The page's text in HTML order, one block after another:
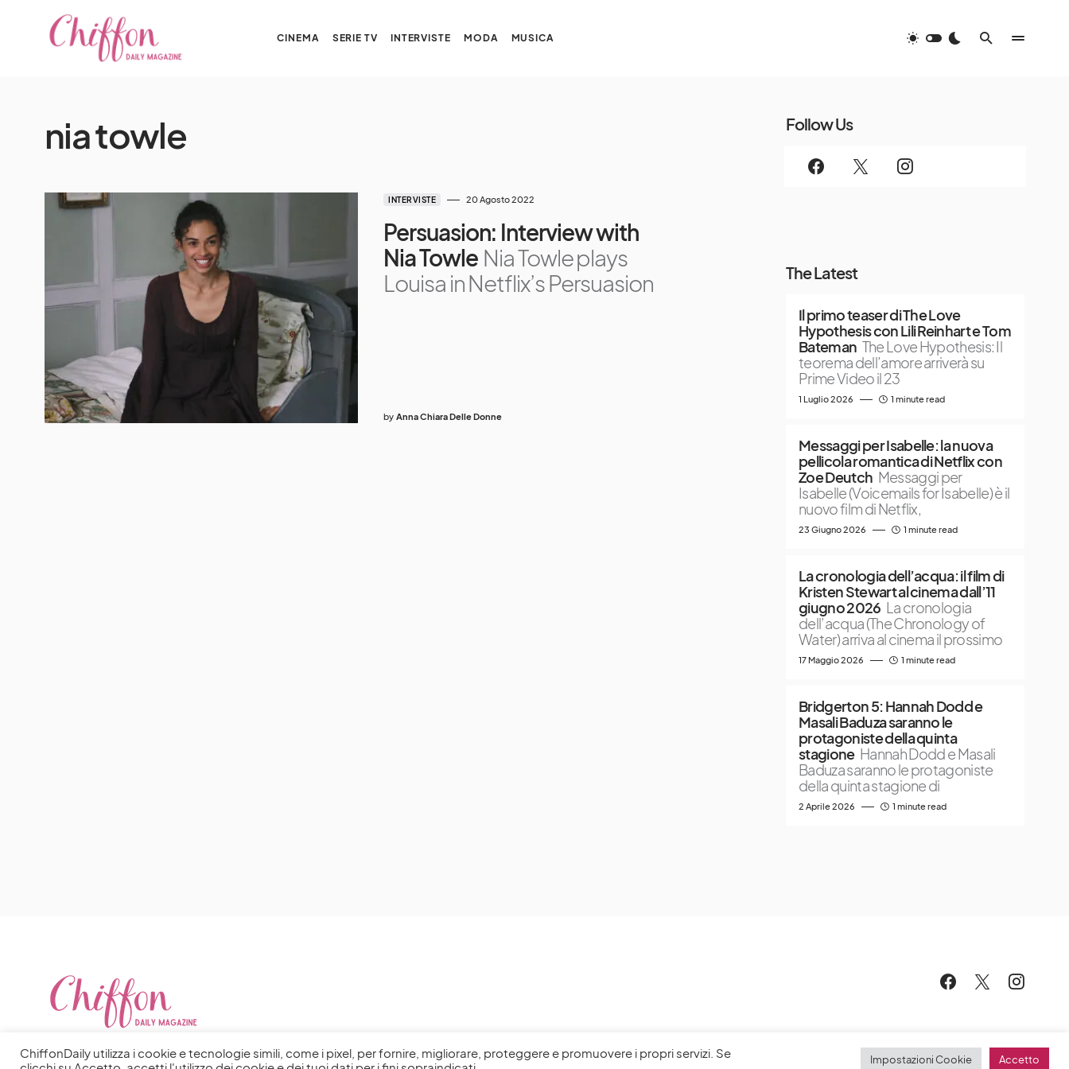
CINEMA SERIE TV INTERVISTE MODA MUSICA
nia towle
INTERVISTE 20 Agosto 2022
Persuasion: Interview with
Nia Towle Nia Towle plays
Louisa in Netflix’s Persuasion
by Anna Chiara Delle Donne
Follow Us
The Latest
Il primo teaser di The Love
Hypothesis con Lili Reinhart e Tom
Bateman The Love Hypothesis: Il
teorema dell’amore arriverà su
Prime Video il 23
1 Luglio 2026 1 minute read
Messaggi per Isabelle: la nuova
pellicola romantica di Netflix con
Zoe Deutch Messaggi per
Isabelle (Voicemails for Isabelle) è il
nuovo film di Netflix,
23 Giugno 2026 1 minute read
La cronologia dell’acqua: il film di
Kristen Stewart al cinema dall’11
giugno 2026 La cronologia
dell’acqua (The Chronology of
Water) arriva al cinema il prossimo
17 Maggio 2026 1 minute read
Bridgerton 5: Hannah Dodd e
Masali Baduza saranno le
protagoniste della quinta
stagione Hannah Dodd e Masali
Baduza saranno le protagoniste
della quinta stagione di
2 Aprile 2026 1 minute read
ChiffonDaily utilizza i cookie e tecnologie simili, come i pixel, per fornire, migliorare, proteggere e promuovere i propri servizi. Se
Impostazioni Cookie Accetto